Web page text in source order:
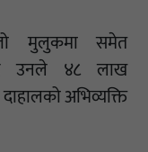
मुलुकमा समेत
उनले ४८ लाख
अभिव्यक्ति